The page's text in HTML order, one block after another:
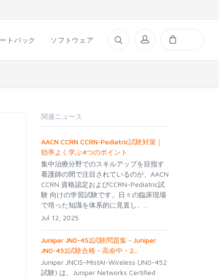
トバック ソフトウェア
関連ニュース
AACN CCRN CCRN-Pediatric試験対策｜
効率よく学ぶ4つのポイント
集中治療分野でのスキルアップを目指す
看護師の間で注目されているのが、AACN
CCRN 資格認定およびCCRN-Pediatric試
験 向けの学習試験です。日々の臨床現場
で培った知識を体系的に見直し、...
Jul 12, 2025
Juniper JN0-452試験問題集－Juniper
JN0-452試験合格 - 高命中 - 2...
Juniper JNCIS-MistAI-Wireless (JN0-452
試験) は、Juniper Networks Certified